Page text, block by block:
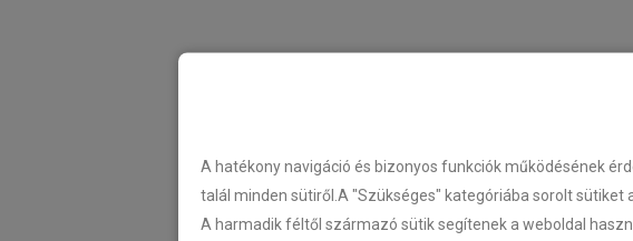
A hatékony navigáció és bizonyos funkciók működésének
talál minden sütiről.A "Szükséges" kategóriába sorolt
A harmadik féltől származó sütik segítenek a weboldal